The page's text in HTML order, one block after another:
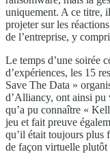
uniquement. A ce titre,
projeter sur les
de l’entreprise, y
Le temps d’une soirée
d’expériences, les 15
Save The Data »
d’Alliancy, ont ainsi pu
qu’a pu connaître «
jeu et fait preuve
qu’il était toujours plus
de façon virtuelle plutôt